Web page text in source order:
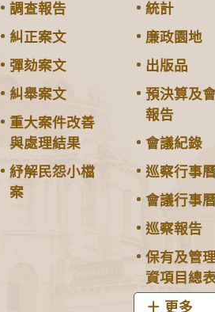
調查報告
糾正案文
彈劾案文
糾舉案文
重大案件改善
與處理結果
紓解民怨小檔
案
統計
廉政園地
出版品
預決算及
報告
會議紀錄
巡察行事
會議行事
巡察報告
保有及管
資項目總
更多